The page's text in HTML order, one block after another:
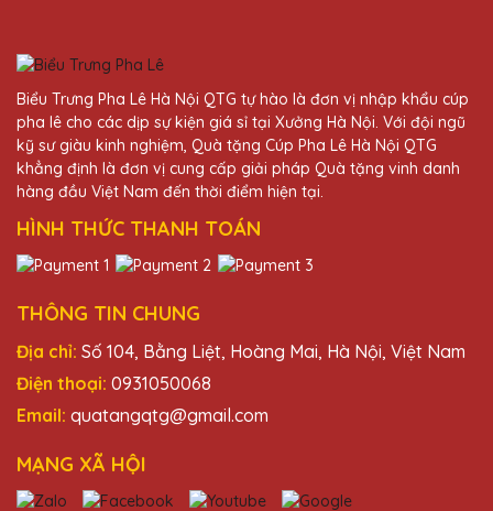
một của mình. Sản phẩm tinh xảo, dịch vụ
Vũ Văn Phong
25/11/2025
Chất lượng sản phẩm tuyệt vời, dịch vụ
khách hàng chu đáo. Quà Tặng Pha Lê QTG
mua cúp pha lê.
Trần Văn Quang
25/11/2025
Đội ngũ nhân viên tại Quà Tặng Pha Lê
QTG rất nhiệt tình và chuyên nghiệp. Sản
phẩm nhận được đúng như ý muốn.
Biểu Trưng Pha Lê Hà Nội QTG tự hào là đơn vị nhập khẩu cúp
pha lê cho các dịp sự kiện giá sỉ tại Xưởng Hà Nội. Với đội ngũ
kỹ sư giàu kinh nghiệm, Quà tặng Cúp Pha Lê Hà Nội QTG
khẳng định là đơn vị cung cấp giải pháp Quà tặng vinh danh
hàng đầu Việt Nam đến thời điểm hiện tại.
HÌNH THỨC THANH TOÁN
THÔNG TIN CHUNG
Địa chỉ: Số 104, Bằng Liệt, Hoàng Mai, Hà Nội, Việt Nam
Điện thoại: 0931050068
Email: quatangqtg@gmail.com
MẠNG XÃ HỘI